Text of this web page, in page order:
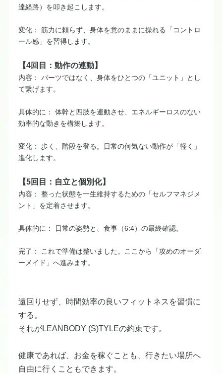
達経路）を叩き起こします。
変化： 筋力に頼らず、身体を意のままに操れる「コントロ
ール感」を習得します。
【4回目：動作の連動】
内容： パーツではなく、身体をひとつの「ユニット」とし
て繋げます。
具体的に： 体幹と四肢を連動させ、エネルギーロスのない
効率的な動きを構築します。
変化： 歩く、階段を登る。日常の何気ない動作が「軽く」
進化します。
【5回目：自立と個別化】
内容： 整った状態を一生維持するための「セルフマネジメ
ント」を定着させます。
具体的に： 日常の姿勢と、食事（6:4）の最終確認。
完了： これで準備は整いました。ここから「攻めのオーダ
ーメイド」へ進みます。
遠回りせず、時間効率の良いフィットネスを習慣に
する。
それがLEANBODY (S)TYLEの約束です。
健康であれば、お金を稼ぐことも、行きたい場所へ
自由に行くこともできます。